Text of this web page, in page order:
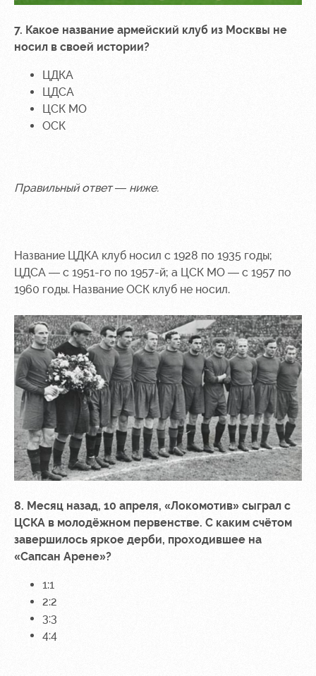
7. Какое название армейский клуб из Москвы не
носил в своей истории?
ЦДКА
ЦДСА
ЦСК МО
ОСК
Правильный ответ — ниже.
Название ЦДКА клуб носил с 1928 по 1935 годы;
ЦДСА — с 1951-го по 1957-й; а ЦСК МО — с 1957 по
1960 годы. Название ОСК клуб не носил.
8. Месяц назад, 10 апреля, «Локомотив» сыграл с
ЦСКА в молодёжном первенстве. С каким счётом
завершилось яркое дерби, проходившее на
«Сапсан Арене»?
1:1
2:2
3:3
4:4